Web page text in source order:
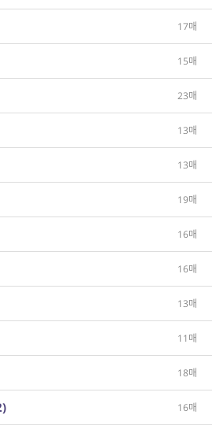
17매
15매
23매
13매
13매
19매
16매
16매
13매
11매
18매
16매